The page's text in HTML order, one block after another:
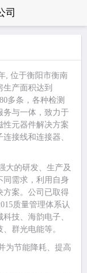
司
, 位于衡阳市衡南
生产面积达到
80多条，各种检测
务与一体，致力于
性元器件解决方案
连接线和连接器 、
大的研发、生产及
同需求，利用自身
方案。公司已取得
质量管理体系认
技、海韵电子、
群光电能等。
节能降耗、提高